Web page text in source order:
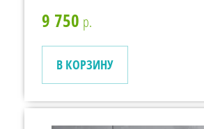
9 750 р.
В КОРЗИНУ